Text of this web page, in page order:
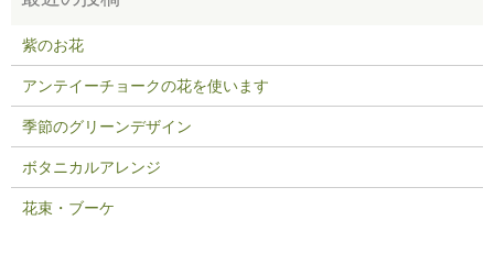
紫のお花
アンテイーチョークの花を使います
季節のグリーンデザイン
ボタニカルアレンジ
花束・ブーケ